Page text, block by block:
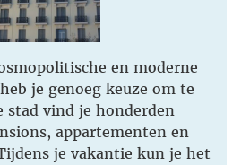
en moderne
je genoeg keuze om te
stad vind je honderden
appartementen en
je vakantie kun je het